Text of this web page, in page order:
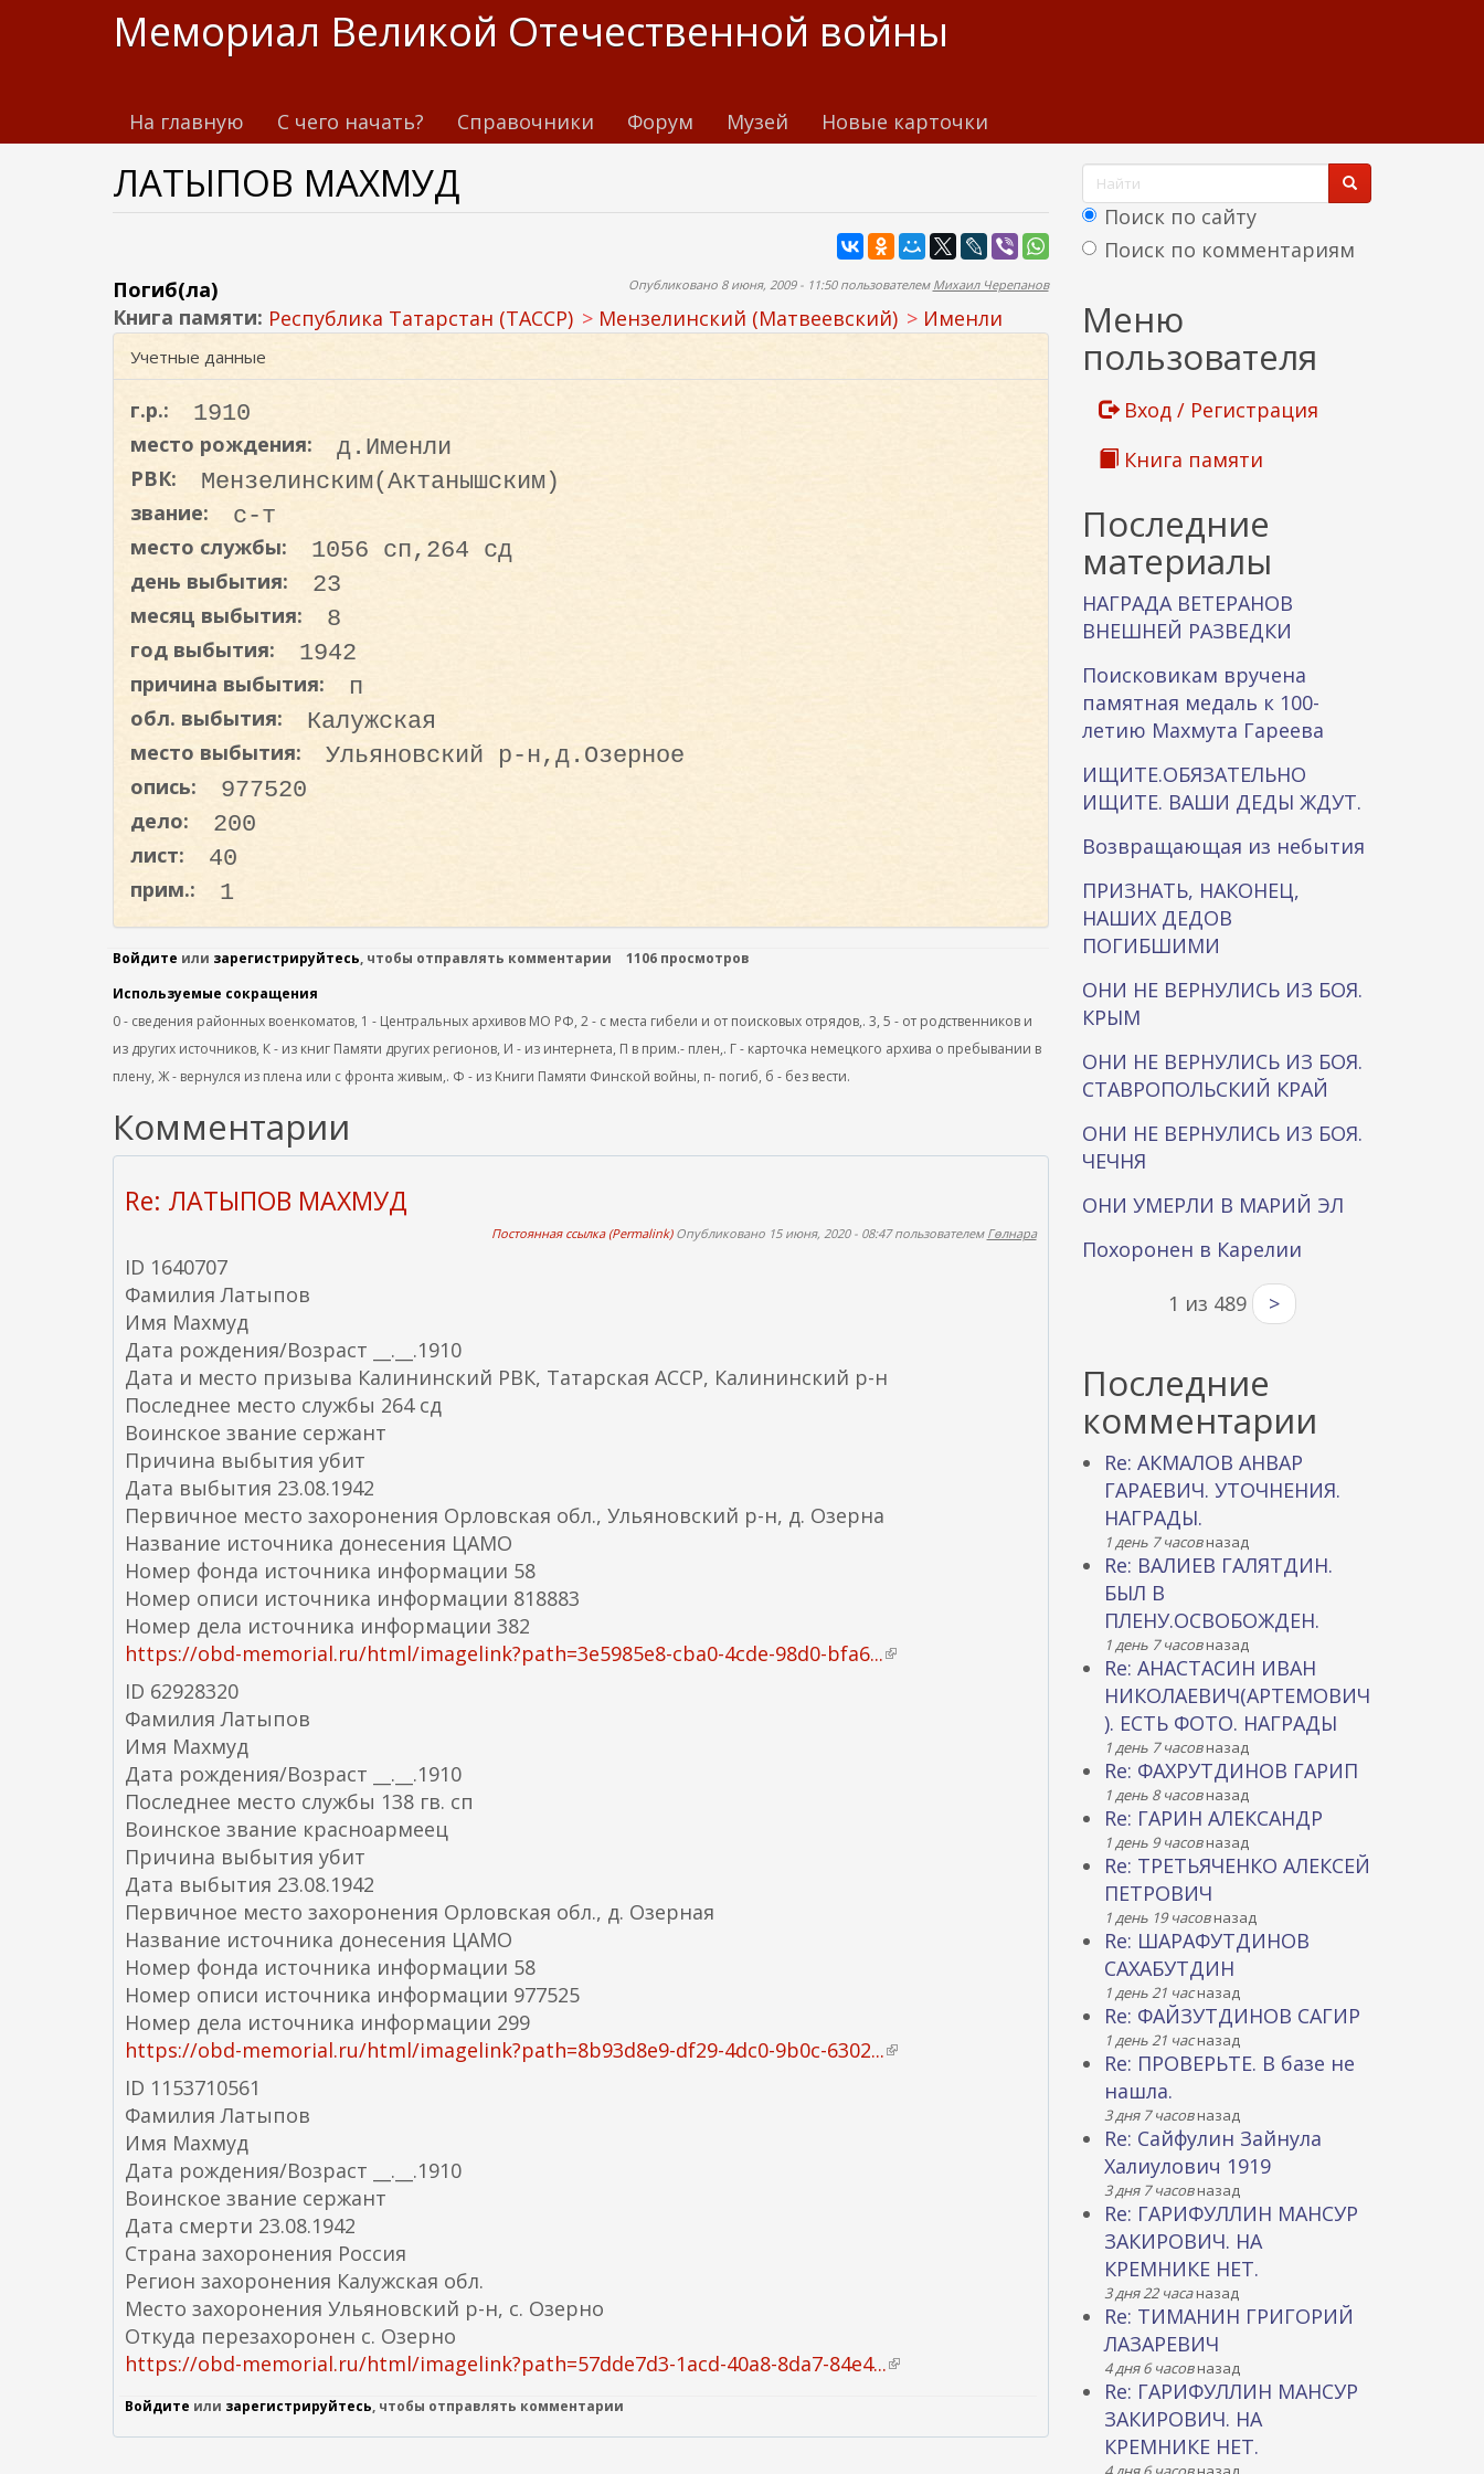
т
Мемориал Великой Отечественной войны
На главную С чего начать? Справочники Форум Музей Новые карточки
ЛАТЫПОВ МАХМУД
Опубликовано 8 июня, 2009 - 11:50 пользователем Михаил Черепанов
Погиб(ла)
Книга памяти: Республика Татарстан (ТАССР) Мензелинский (Матвеевский) Именли
Учетные данные
г.р.: 1910
место рождения: д.Именли
РВК: Мензелинским(Актанышским)
звание: с-т
место службы: 1056 сп,264 сд
день выбытия: 23
месяц выбытия: 8
год выбытия: 1942
причина выбытия: п
обл. выбытия: Калужская
место выбытия: Ульяновский р-н,д.Озерное
опись: 977520
дело: 200
лист: 40
прим.: 1
Войдите или зарегистрируйтесь, чтобы отправлять комментарии
1106 просмотров
Используемые сокращения
0 - сведения районных военкоматов, 1 - Центральных архивов МО РФ, 2 - с места гибели и от поисковых отрядов,. 3, 5 - от родственников и
из других источников, К - из книг Памяти других регионов, И - из интернета, П в прим.- плен,. Г - карточка немецкого архива о пребывании в
плену, Ж - вернулся из плена или с фронта живым,. Ф - из Книги Памяти Финской войны, п- погиб, б - без вести.
Комментарии
Re: ЛАТЫПОВ МАХМУД
Постоянная ссылка (Permalink)Опубликовано 15 июня, 2020 - 08:47 пользователем Гөлнара
ID 1640707
Фамилия Латыпов
Имя Махмуд
Дата рождения/Возраст __.__.1910
Дата и место призыва Калининский РВК, Татарская АССР, Калининский р-н
Последнее место службы 264 сд
Воинское звание сержант
Причина выбытия убит
Дата выбытия 23.08.1942
Первичное место захоронения Орловская обл., Ульяновский р-н, д. Озерна
Название источника донесения ЦАМО
Номер фонда источника информации 58
Номер описи источника информации 818883
Номер дела источника информации 382
https://obd-memorial.ru/html/imagelink?path=3e5985e8-cba0-4cde-98d0-bfa6...(
ID 62928320
Фамилия Латыпов
Имя Махмуд
Дата рождения/Возраст __.__.1910
Последнее место службы 138 гв. сп
Воинское звание красноармеец
Причина выбытия убит
Дата выбытия 23.08.1942
Первичное место захоронения Орловская обл., д. Озерная
Название источника донесения ЦАМО
Номер фонда источника информации 58
Номер описи источника информации 977525
Номер дела источника информации 299
https://obd-memorial.ru/html/imagelink?path=8b93d8e9-df29-4dc0-9b0c-6302...(
л
)
ID 1153710561
Фамилия Латыпов
Имя Махмуд
Дата рождения/Возраст __.__.1910
Воинское звание сержант
Дата смерти 23.08.1942
Страна захоронения Россия
Регион захоронения Калужская обл.
Место захоронения Ульяновский р-н, с. Озерно
Откуда перезахоронен с. Озерно
https://obd-memorial.ru/html/imagelink?path=57dde7d3-1acd-40a8-8da7-84e4...(
е
Войдите или зарегистрируйтесь, чтобы отправлять комментарии
Ф
о
р
а
п
о
и
к
а
Поиск по сайту
Поиск по комментариям
Меню
пользователя
Вход / Регистрация
Книга памяти
Последние
материалы
НАГРАДА ВЕТЕРАНОВ
ВНЕШНЕЙ РАЗВЕДКИ
Поисковикам вручена
памятная медаль к 100-
летию Махмута Гареева
ИЩИТЕ.ОБЯЗАТЕЛЬНО
ИЩИТЕ. ВАШИ ДЕДЫ ЖДУТ.
Возвращающая из небытия
ПРИЗНАТЬ, НАКОНЕЦ,
НАШИХ ДЕДОВ
ПОГИБШИМИ
ОНИ НЕ ВЕРНУЛИСЬ ИЗ БОЯ.
КРЫМ
ОНИ НЕ ВЕРНУЛИСЬ ИЗ БОЯ.
СТАВРОПОЛЬСКИЙ КРАЙ
ОНИ НЕ ВЕРНУЛИСЬ ИЗ БОЯ.
ЧЕЧНЯ
ОНИ УМЕРЛИ В МАРИЙ ЭЛ
Похоронен в Карелии
1 из 489 >
Последние
комментарии
Re: АКМАЛОВ АНВАР
ГАРАЕВИЧ. УТОЧНЕНИЯ.
НАГРАДЫ.
1 день 7 часовназад
Re: ВАЛИЕВ ГАЛЯТДИН.
БЫЛ В
ПЛЕНУ.ОСВОБОЖДЕН.
1 день 7 часовназад
Re: АНАСТАСИН ИВАН
НИКОЛАЕВИЧ(АРТЕМОВИЧ
). ЕСТЬ ФОТО. НАГРАДЫ
1 день 7 часовназад
Re: ФАХРУТДИНОВ ГАРИП
1 день 8 часовназад
Re: ГАРИН АЛЕКСАНДР
1 день 9 часовназад
Re: ТРЕТЬЯЧЕНКО АЛЕКСЕЙ
ПЕТРОВИЧ
1 день 19 часовназад
Re: ШАРАФУТДИНОВ
САХАБУТДИН
1 день 21 часназад
Re: ФАЙЗУТДИНОВ САГИР
1 день 21 часназад
Re: ПРОВЕРЬТЕ. В базе не
нашла.
3 дня 7 часовназад
Re: Сайфулин Зайнула
Халиулович 1919
3 дня 7 часовназад
Re: ГАРИФУЛЛИН МАНСУР
ЗАКИРОВИЧ. НА
КРЕМНИКЕ НЕТ.
3 дня 22 часаназад
Re: ТИМАНИН ГРИГОРИЙ
ЛАЗАРЕВИЧ
4 дня 6 часовназад
Re: ГАРИФУЛЛИН МАНСУР
ЗАКИРОВИЧ. НА
КРЕМНИКЕ НЕТ.